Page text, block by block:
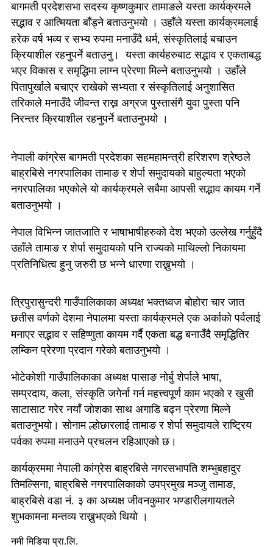
बागमती प्रदेशसभा सदस्य कृष्णकुमार तामाङले यस्ता कार्यक्रमले
सद्भाव र आत्मियता बाँड्ने बताउनुभयो । उहाँले यस्ता कार्यक्रमलाई
हरेक वर्ष भव्य र सभ्य रुपमा मनाउँदै धर्म, संस्कृतिलाई बचाउन
क्रियाशील रहनुपर्ने बताउनु। यस्ता कार्यहरुबाट सद्भाव र एकताबद्ध
भएर विकास र समृद्धिमा लाग्न प्रेरणा मिल्ने बताउनुभयो । उहाँले
पितापुर्खाले बचाएर राखेकाे सभ्यता र संस्कृतिलाई अनुशासित
तरिकाले मनाउँदै जीवन्त राख्न अग्रज पुस्तासंगै युवा पुस्ता पनि
निरन्तर क्रियाशील रहनुपर्ने बताउनुभयो ।
नेपाली कांग्रेस बागमती प्रदेशका सहमहामन्त्री हरिशरण श्रेष्ठले
बाह्रबिसे नगरपालिका तामाङ र शेर्पा समुदायको बाहुल्यता भएको
नगरपालिका भएकोले याे कार्यक्रमले सबैमा आपसी सद्भाव कायम गर्ने
बताउनुभयो ।
नेपाल विभिन्न जातजाति र भाषाभाषीहरुकाे देश भएको उल्लेख गर्नुहुँदै
उहाँले तामाङ र शेर्पा समुदायकाे पनि राज्यको माथिल्लो निकायमा
प्रतिनिधित्व हुनु जरुरी छ भन्ने धारणा राख्नुभयाे ।
त्रिपुरासुन्दरी गाउँपालिकाका अध्यक्ष भक्तध्वज बाेहाेरा चार जात
छतीस वर्णकाे देशमा नेपालमा यस्ता कार्यक्रमले एक अर्काकाे पर्वलाई
मनाएर सद्भाव र सहिष्णुता कायम गर्दै एकता बद्ध बनाउँदै समृद्धितिर
लम्किन प्रेरणा प्रदान गरेको बताउनुभयो ।
भाेटेकाेशी गाउँपालिकाका अध्यक्ष पासाङ नाेर्बु शेर्पाले भाषा,
सम्प्रदाय, कला, संस्कृति जगेर्ना गर्न महत्त्वपूर्ण काम भएको र खुसी
साटासाट गरेर नयाँ जाेशका साथ अगाडि बढ्न प्रेरणा मिल्ने
बताउनुभयो। साेनाम ल्हाेछारलाई तामाङ र शेर्पा समुदायले राष्ट्रिय
पर्वका रुपमा मनाउने प्रचलन रहिआएको छ।
कार्यक्रममा नेपाली कांग्रेस बाह्रबिसे नगरसभापति शम्भुबहादुर
तिमल्सिना, बाह्रबिसे नगरपालिकाकाे उपप्रमुख मञ्जु तामाङ,
बाह्रबिसे वडा नं. ३ का अध्यक्ष जीवनकुमार भण्डारीलगायतले
शुभकामना मन्तव्य राख्नुभएको थियाे ।
नमी मिडिया प्रा.लि.